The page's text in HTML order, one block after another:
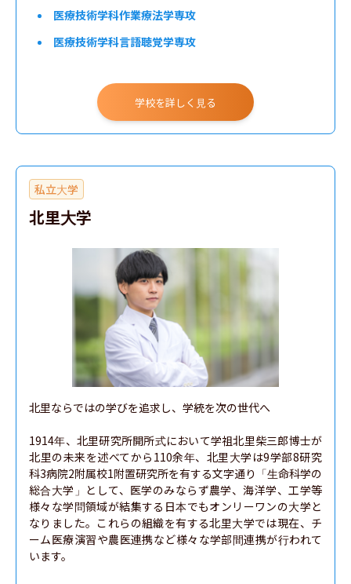
医療技術学科作業療法学専攻
医療技術学科言語聴覚学専攻
学校を詳しく見る
私立大学
北里大学
北里ならではの学びを追求し、学統を次の世代へ
1914年、北里研究所開所式において学祖北里柴三郎博士が
北里の未来を述べてから110余年、北里大学は9学部8研究
科3病院2附属校1附置研究所を有する文字通り「生命科学の
総合大学」として、医学のみならず農学、海洋学、工学等
様々な学問領域が結集する日本でもオンリーワンの大学と
なりました。これらの組織を有する北里大学では現在、チ
ーム医療演習や農医連携など様々な学部間連携が行われて
います。